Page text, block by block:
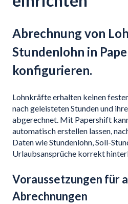
Abrechnung von
Stundenlohn in
konfigurieren.
Lohnkräfte erhalten keinen
nach geleisteten Stunden und
abgerechnet. Mit Papershift
automatisch erstellen lassen,
Daten wie Stundenlohn, Soll-
Urlaubsansprüche korrekt
Voraussetzungen für
Abrechnungen